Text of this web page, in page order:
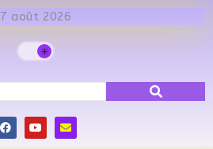
7 août 2026